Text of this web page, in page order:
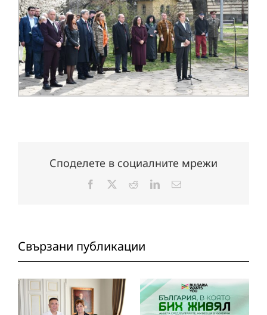
Споделете в социалните мрежи
Facebook RedditLinkedInЕлектронна
Свързани публикации